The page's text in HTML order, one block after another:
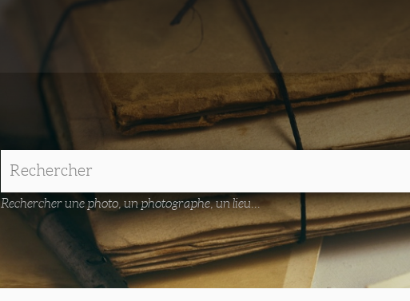
Rechercher une photo, un photographe, un lieu...